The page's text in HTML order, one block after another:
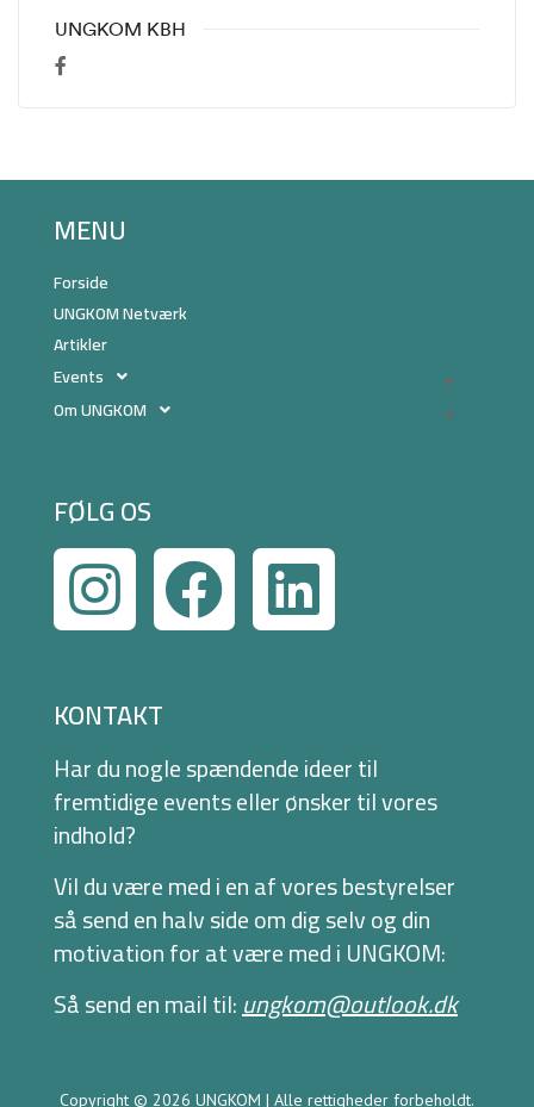
UNGKOM KBH
MENU
Forside
UNGKOM Netværk
Artikler
Events
Om UNGKOM
FØLG OS
KONTAKT
Har du nogle spændende ideer til
fremtidige events eller ønsker til vores
indhold?
Vil du være med i en af vores bestyrelser
så send en halv side om dig selv og din
motivation for at være med i UNGKOM:
Så send en mail til:ungkom@outlook.dk
Copyright © 2026 UNGKOM | Alle rettigheder forbeholdt.